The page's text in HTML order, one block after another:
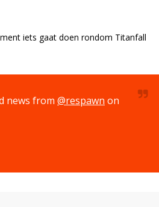
iets gaat doen rondom Titanfall
news from @respawn on